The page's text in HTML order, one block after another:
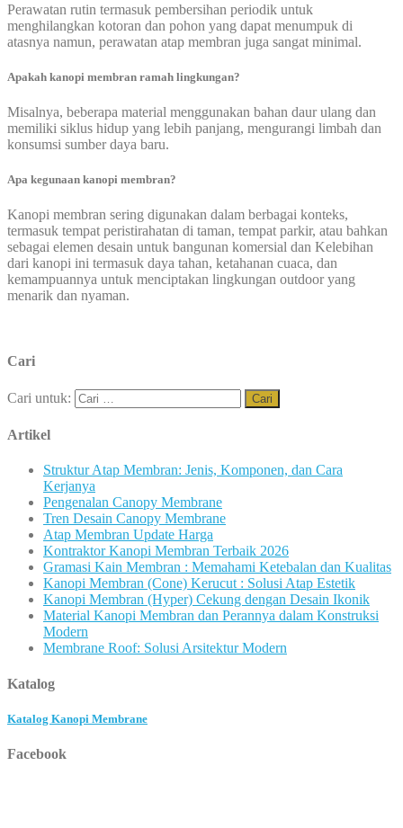
Perawatan rutin termasuk pembersihan periodik untuk
menghilangkan kotoran dan pohon yang dapat menumpuk di
atasnya namun, perawatan atap membran juga sangat minimal.
Apakah kanopi membran ramah lingkungan?
Misalnya, beberapa material menggunakan bahan daur ulang dan
memiliki siklus hidup yang lebih panjang, mengurangi limbah dan
konsumsi sumber daya baru.
Apa kegunaan kanopi membran?
Kanopi membran sering digunakan dalam berbagai konteks,
termasuk tempat peristirahatan di taman, tempat parkir, atau bahkan
sebagai elemen desain untuk bangunan komersial dan Kelebihan
dari kanopi ini termasuk daya tahan, ketahanan cuaca, dan
kemampuannya untuk menciptakan lingkungan outdoor yang
menarik dan nyaman.
Cari
Cari untuk:
Artikel
Struktur Atap Membran: Jenis, Komponen, dan Cara
Kerjanya
Pengenalan Canopy Membrane
Tren Desain Canopy Membrane
Atap Membran Update Harga
Kontraktor Kanopi Membran Terbaik 2026
Gramasi Kain Membran : Memahami Ketebalan dan Kualitas
Kanopi Membran (Cone) Kerucut : Solusi Atap Estetik
Kanopi Membran (Hyper) Cekung dengan Desain Ikonik
Material Kanopi Membran dan Perannya dalam Konstruksi
Modern
Membrane Roof: Solusi Arsitektur Modern
Katalog
Katalog Kanopi Membrane
Facebook